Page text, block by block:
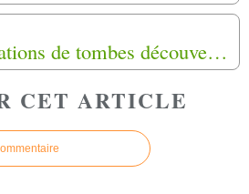
Suite aux dégradations de tombes découvertes dans un carré musulman de Carros (06)
CET ARTICLE